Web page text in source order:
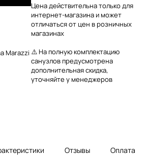
Marazzi
Цена действительна только для
интернет-магазина и может
отличаться от цен в розничных
магазинах
⚠️ На полную комплектацию
санузлов предусмотрена
дополнительная скидка,
уточняйте у менеджеров
Отзывы Оплата